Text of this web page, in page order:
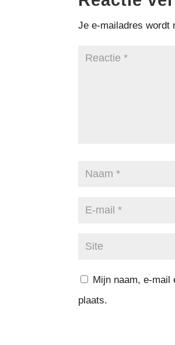
Je e-mailadres wordt
Mijn naam, e-mail
plaats.